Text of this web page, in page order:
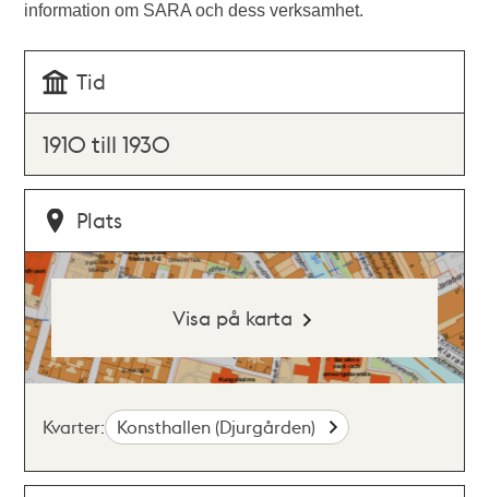
information om SARA och dess verksamhet.
Tid
1910 till 1930
Plats
Visa på karta
Kvarter: Konsthallen (Djurgården)